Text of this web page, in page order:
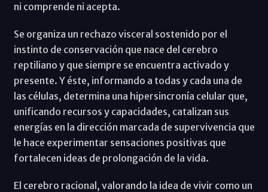
ni comprende ni acepta.
Se organiza un rechazo visceral sostenido por el
instinto de conservación que nace del cerebro
reptiliano y que siempre se encuentra activado y
presente. Y éste, informando a todas y cada una de
las células, determina una hipersincronía celular que,
unificando recursos y capacidades, catalizan sus
energías en la dirección marcada de supervivencia que
le hace experimentar sensaciones positivas que
fortalecen ideas de prolongación de la vida.
El cerebro racional, valorando la idea de vivir como un